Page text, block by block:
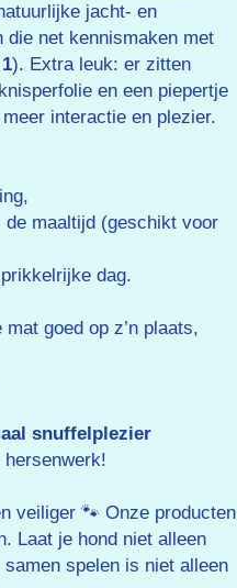
jacht- en
die net kennismaken met
). Extra leuk: er zitten
en een piepertje
interactie en plezier.
maaltijd (geschikt voor
dag.
mat goed op z’n plaats,
snuffelplezier
veiliger 🐾 Onze producten
Laat je hond niet alleen
spelen is niet alleen